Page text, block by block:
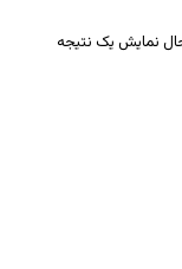
نمایش یک نتیجه